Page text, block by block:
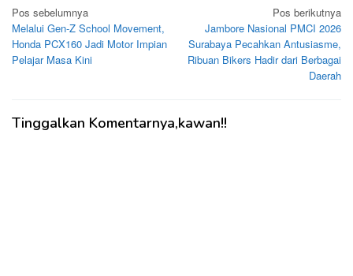
Navigasi
pos
Pos sebelumnya
Melalui Gen-Z School Movement,
Honda PCX160 Jadi Motor Impian
Pelajar Masa Kini
Pos berikutnya
Jambore Nasional PMCI 2026
Surabaya Pecahkan Antusiasme,
Ribuan Bikers Hadir dari Berbagai
Daerah
Tinggalkan Komentarnya,kawan!!